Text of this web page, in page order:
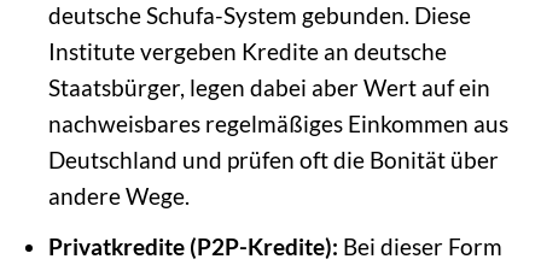
deutsche Schufa-System gebunden. Diese
Institute vergeben Kredite an deutsche
Staatsbürger, legen dabei aber Wert auf ein
nachweisbares regelmäßiges Einkommen aus
Deutschland und prüfen oft die Bonität über
andere Wege.
Privatkredite (P2P-Kredite): Bei dieser Form